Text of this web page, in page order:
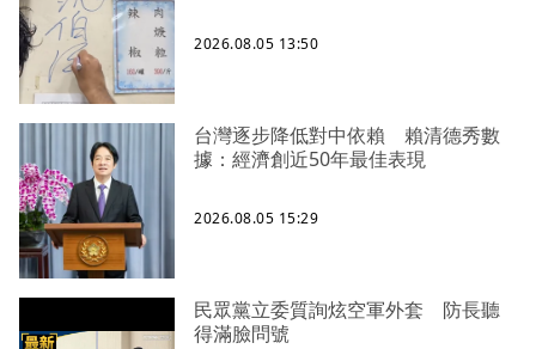
2026.08.05 13:50
台灣逐步降低對中依賴 賴清德秀數
據：經濟創近50年最佳表現
2026.08.05 15:29
民眾黨立委質詢炫空軍外套 防長聽
得滿臉問號